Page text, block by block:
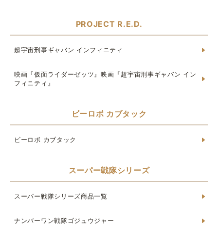
PROJECT R.E.D.
超宇宙刑事ギャバン インフィニティ
映画『仮面ライダーゼッツ』映画『超宇宙刑事ギャバン イン
フィニティ』
ビーロボ カブタック
ビーロボ カブタック
スーパー戦隊シリーズ
スーパー戦隊シリーズ商品一覧
ナンバーワン戦隊ゴジュウジャー